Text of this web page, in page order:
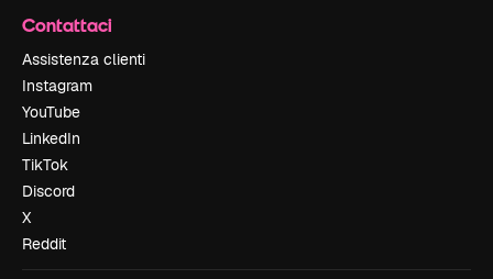
Contattaci
Assistenza clienti
Instagram
YouTube
LinkedIn
TikTok
Discord
X
Reddit